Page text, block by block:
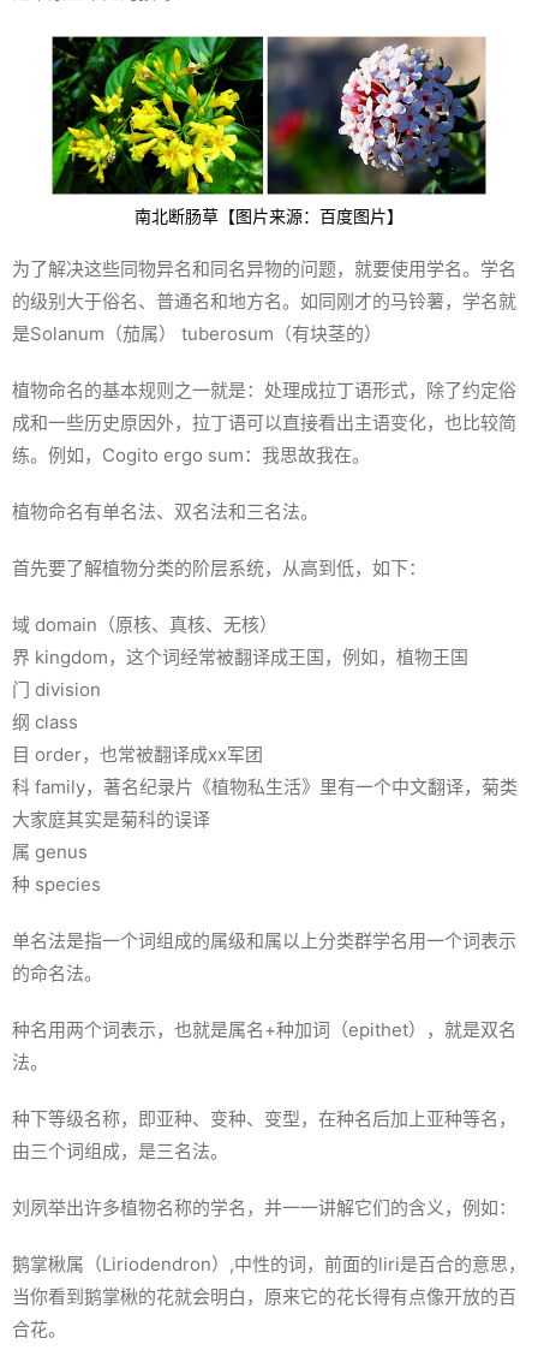
南北断肠草【图片来源：百度图片】
为了解决这些同物异名和同名异物的问题，就要使用学名。学名
的级别大于俗名、普通名和地方名。如同刚才的马铃薯，学名就
是Solanum（茄属） tuberosum（有块茎的）
植物命名的基本规则之一就是：处理成拉丁语形式，除了约定俗
成和一些历史原因外，拉丁语可以直接看出主语变化，也比较简
练。例如，Cogito ergo sum：我思故我在。
植物命名有单名法、双名法和三名法。
首先要了解植物分类的阶层系统，从高到低，如下：
域 domain（原核、真核、无核）
界 kingdom，这个词经常被翻译成王国，例如，植物王国
门 division
纲 class
目 order，也常被翻译成xx军团
科 family，著名纪录片《植物私生活》里有一个中文翻译，菊类
大家庭其实是菊科的误译
属 genus
种 species
单名法是指一个词组成的属级和属以上分类群学名用一个词表示
的命名法。
种名用两个词表示，也就是属名+种加词（epithet），就是双名
法。
种下等级名称，即亚种、变种、变型，在种名后加上亚种等名，
由三个词组成，是三名法。
刘夙举出许多植物名称的学名，并一一讲解它们的含义，例如：
鹅掌楸属（Liriodendron）,中性的词，前面的liri是百合的意思，
当你看到鹅掌楸的花就会明白，原来它的花长得有点像开放的百
合花。